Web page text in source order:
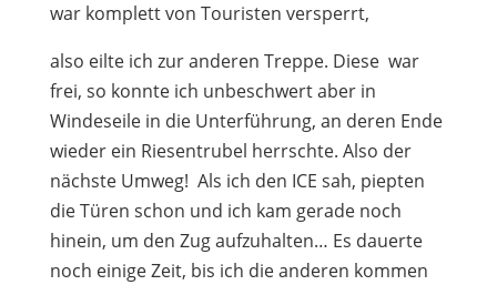
war komplett von Touristen versperrt,
also eilte ich zur anderen Treppe. Diese war
frei, so konnte ich unbeschwert aber in
Windeseile in die Unterführung, an deren Ende
wieder ein Riesentrubel herrschte. Also der
nächste Umweg! Als ich den ICE sah, piepten
die Türen schon und ich kam gerade noch
hinein, um den Zug aufzuhalten… Es dauerte
noch einige Zeit, bis ich die anderen kommen